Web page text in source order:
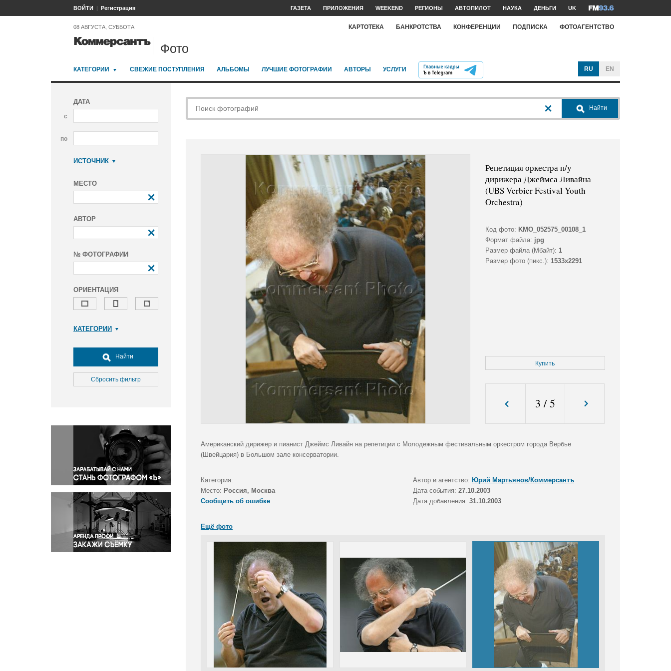
ВОЙТИ Регистрация ГАЗЕТА ПРИЛОЖЕНИЯ WEEKEND РЕГИОНЫ АВТОПИЛОТ НАУКА ДЕНЬГИ UK
08 АВГУСТА, СУББОТА КАРТОТЕКА БАНКРОТСТВА КОНФЕРЕНЦИИ ПОДПИСКА ФОТОАГЕНТСТВО
Фото
КАТЕГОРИИ СВЕЖИЕ ПОСТУПЛЕНИЯ АЛЬБОМЫ ЛУЧШИЕ ФОТОГРАФИИ АВТОРЫ УСЛУГИ RU EN
ДАТА
с
по
ИСТОЧНИК
МЕСТО
АВТОР
№ ФОТОГРАФИИ
ОРИЕНТАЦИЯ
КАТЕГОРИИ
Досуг, туризм и отдых
Культура
Медицина
Окружающая среда
Политика
Правосудие
Происшествия и конфликты
Религия
Светская жизнь
Спорт
Экология
Экономика и бизнес
Найти
Сбросить фильтр
Найти
Репетиция оркестра п/у
дирижера Джеймса Ливайна
(UBS Verbier Festival Youth
Orchestra)
Код фото: KMO_052575_00108_1
Формат файла: jpg
Размер файла (Мбайт): 1
Размер фото (пикс.): 1533x2291
Купить
3 /5
Американский дирижер и пианист Джеймс Ливайн на репетиции с Молодежным фестивальным оркестром города Вербье
(Швейцария) в Большом зале консерватории.
Категория: Автор и агентство: Юрий Мартьянов/Коммерсантъ
Место: Россия, Москва Дата события: 27.10.2003
Сообщить об ошибке
Дата добавления: 31.10.2003
Ещё фото